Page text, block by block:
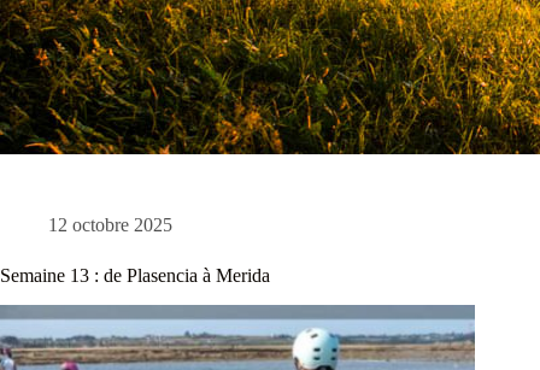
12 octobre 2025
Semaine 13 : de Plasencia à Merida